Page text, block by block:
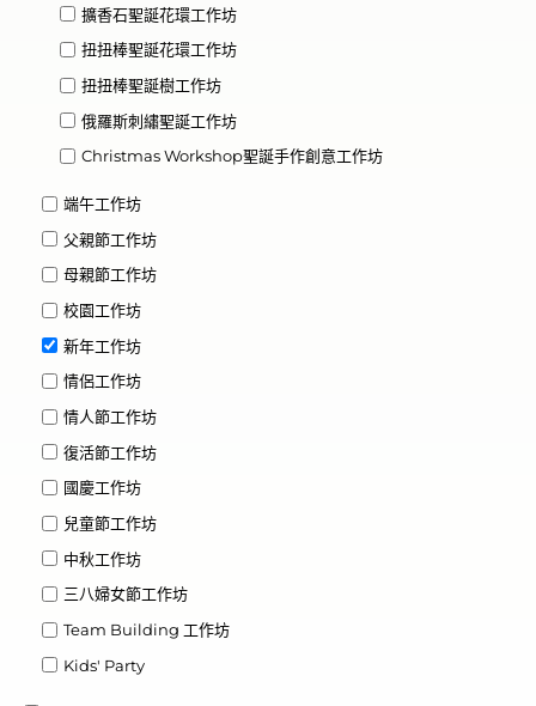
擴香石聖誕花環工作坊
扭扭棒聖誕花環工作坊
扭扭棒聖誕樹工作坊
俄羅斯刺繡聖誕工作坊
Christmas Workshop聖誕手作創意工作坊
端午工作坊
父親節工作坊
母親節工作坊
校園工作坊
新年工作坊
情侶工作坊
情人節工作坊
復活節工作坊
國慶工作坊
兒童節工作坊
中秋工作坊
三八婦女節工作坊
Team Building 工作坊
Kids' Party